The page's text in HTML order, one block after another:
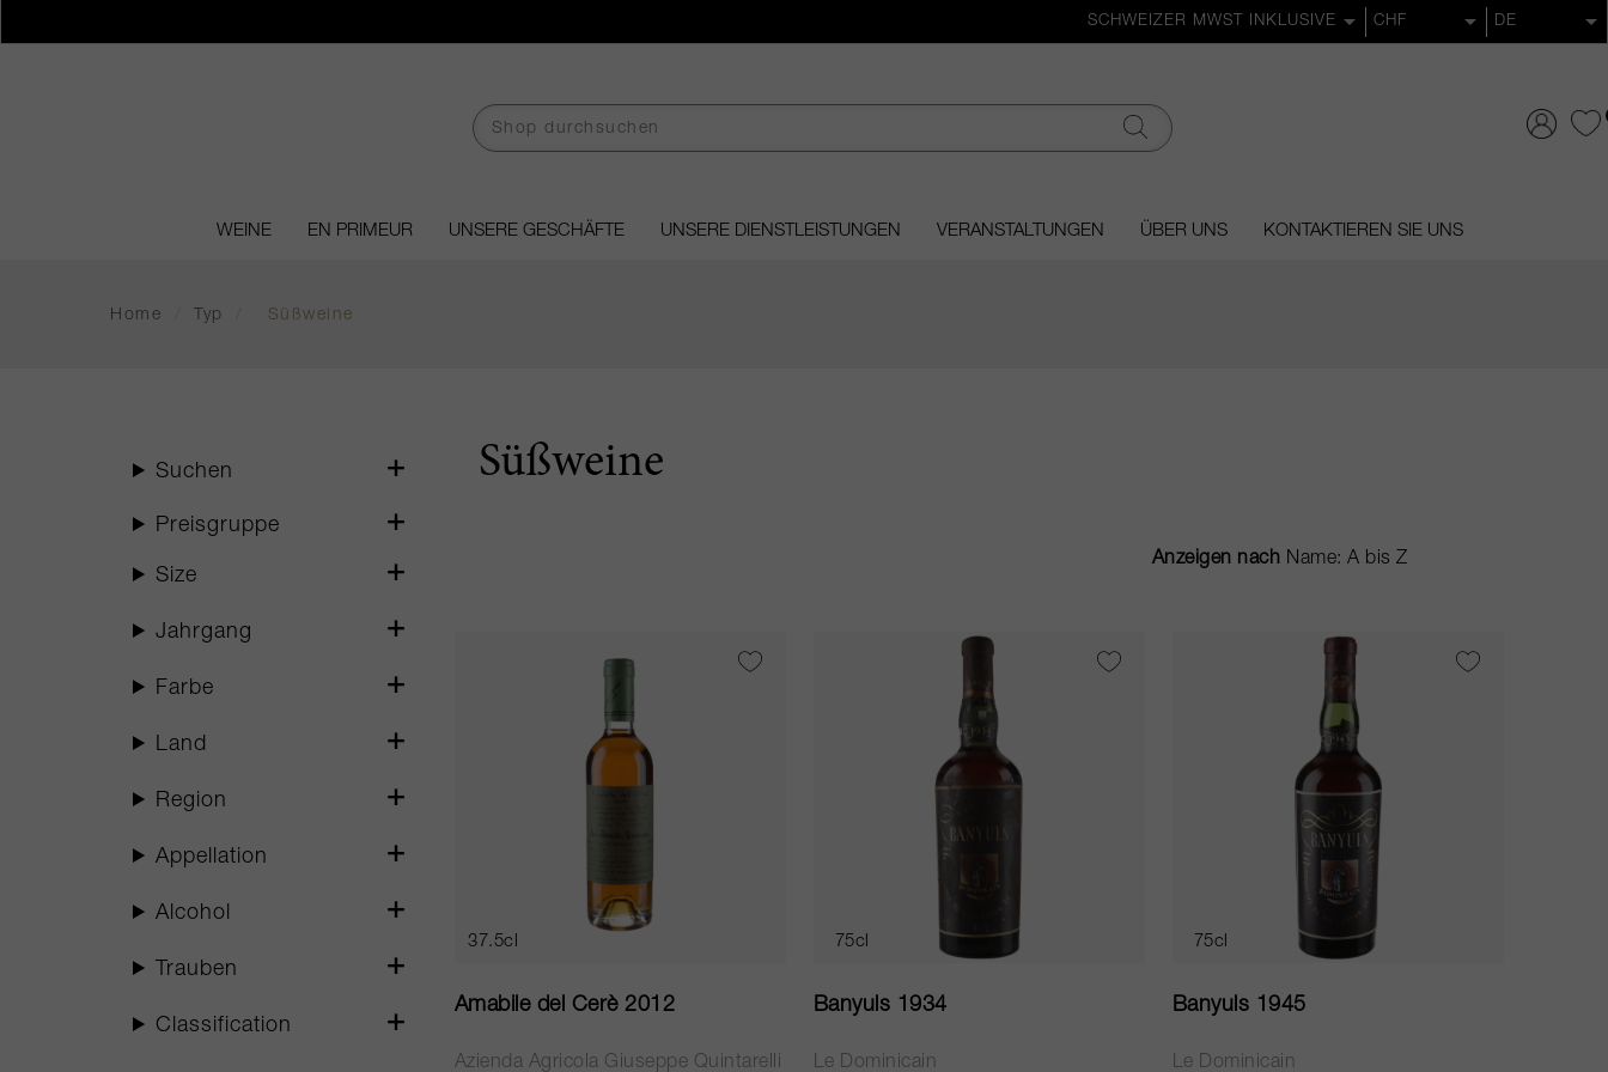
WEINE EN PRIMEUR UNSERE GESCHÄFTE UNSERE DIENSTLEISTUNGEN VERANSTALTUNGEN ÜBER UNS KONTAKTIEREN SIE UNS
Home Typ Süßweine
Süßweine
Anzeigen nach
37.5cl
Amabile del Cerè 2012
Azienda Agricola Giuseppe Quintarelli
75cl
Banyuls 1934
Le Dominicain
75cl
Banyuls 1945
Le Dominicain
Suchen
Preisgruppe
Size
Jahrgang
Farbe
Land
Region
Appellation
Alcohol
Trauben
Classification